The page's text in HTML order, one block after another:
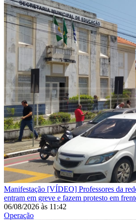
Manifestação [VÍDEO] Professores da
entram em greve e fazem protesto em
06/08/2026 às 11:42
Operação